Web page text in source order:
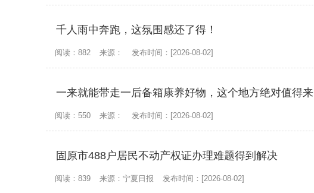
千人雨中奔跑，这氛围感还了得！
阅读：882 来源： 发布时间：[2026-08-02]
一来就能带走一后备箱康养好物，这个地方绝对值得来
阅读：550 来源： 发布时间：[2026-08-02]
固原市488户居民不动产权证办理难题得到解决
阅读：839 来源：宁夏日报 发布时间：[2026-08-02]